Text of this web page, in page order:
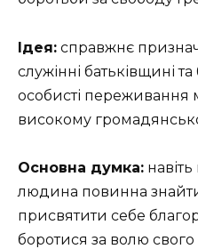
Ідея: справжнє
служінні батьківщині
особисті переживання
високому
Основна думка:
людина повинна
присвятити себе
боротися за волю